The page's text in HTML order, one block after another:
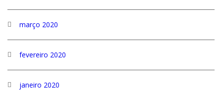
março 2020
fevereiro 2020
janeiro 2020